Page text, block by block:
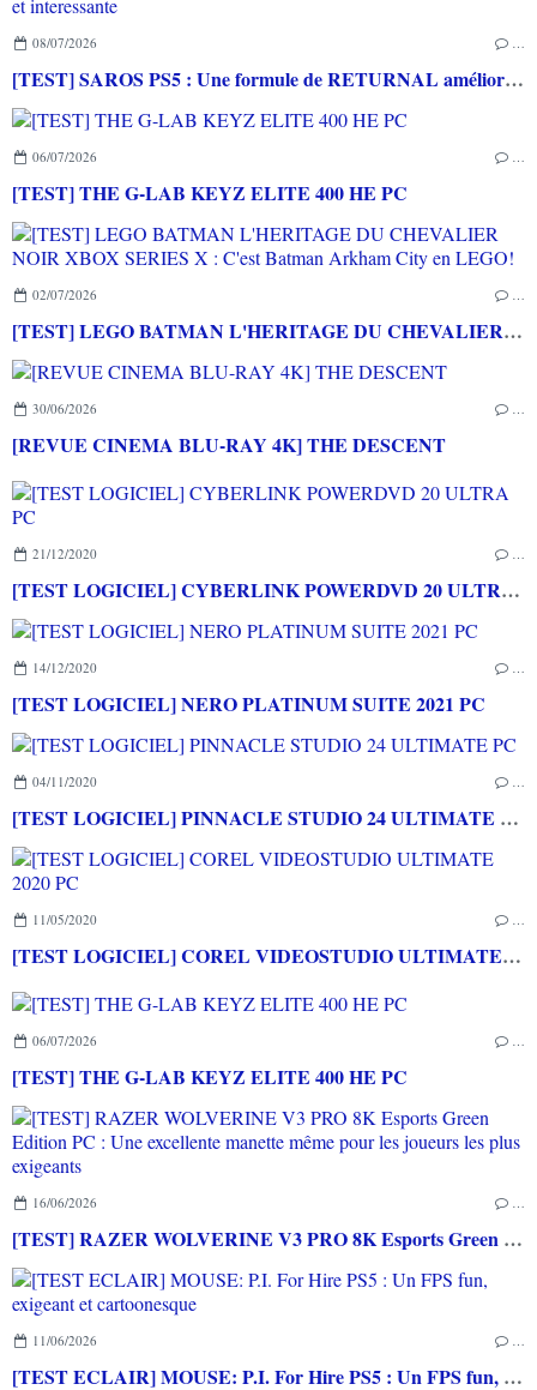
08/07/2026 …
[TEST] SAROS PS5 : Une formule de RETURNAL améliorée et interessante
06/07/2026 …
[TEST] THE G-LAB KEYZ ELITE 400 HE PC
02/07/2026 …
[TEST] LEGO BATMAN L'HERITAGE DU CHEVALIER NOIR XBOX SERIES X : C'est Batman Arkham City en LEGO!
30/06/2026 …
[REVUE CINEMA BLU-RAY 4K] THE DESCENT
21/12/2020 …
[TEST LOGICIEL] CYBERLINK POWERDVD 20 ULTRA PC
14/12/2020 …
[TEST LOGICIEL] NERO PLATINUM SUITE 2021 PC
04/11/2020 …
[TEST LOGICIEL] PINNACLE STUDIO 24 ULTIMATE PC
11/05/2020 …
[TEST LOGICIEL] COREL VIDEOSTUDIO ULTIMATE 2020 PC
06/07/2026 …
[TEST] THE G-LAB KEYZ ELITE 400 HE PC
16/06/2026 …
[TEST] RAZER WOLVERINE V3 PRO 8K Esports Green Edition PC : Une excellente manette même pour les joueurs les plus exigeants
11/06/2026 …
[TEST ECLAIR] MOUSE: P.I. For Hire PS5 : Un FPS fun, exigeant et cartoonesque